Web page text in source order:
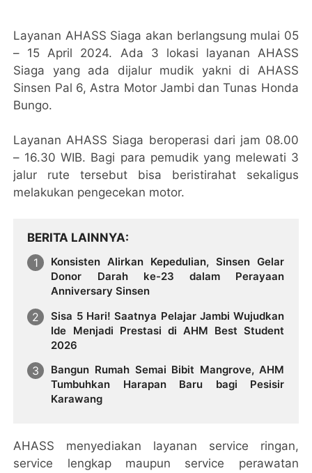
Layanan AHASS Siaga akan berlangsung mulai 05
– 15 April 2024. Ada 3 lokasi layanan AHASS
Siaga yang ada dijalur mudik yakni di AHASS
Sinsen Pal 6, Astra Motor Jambi dan Tunas Honda
Bungo.
Layanan AHASS Siaga beroperasi dari jam 08.00
– 16.30 WIB. Bagi para pemudik yang melewati 3
jalur rute tersebut bisa beristirahat sekaligus
melakukan pengecekan motor.
BERITA LAINNYA
Konsisten Alirkan Kepedulian, Sinsen Gelar
Donor Darah ke-23 dalam Perayaan
Anniversary Sinsen
Sisa 5 Hari! Saatnya Pelajar Jambi Wujudkan
Ide Menjadi Prestasi di AHM Best Student
2026
Bangun Rumah Semai Bibit Mangrove, AHM
Tumbuhkan Harapan Baru bagi Pesisir
Karawang
AHASS menyediakan layanan service ringan,
service lengkap maupun service perawatan